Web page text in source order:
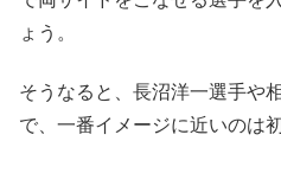
ょう。
そうなると、長沼洋一選手や
で、一番イメージに近いのは